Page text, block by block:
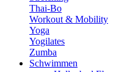
Thai-Bo
Workout & Mobility
Yoga
Yogilates
Zumba
Schwimmen